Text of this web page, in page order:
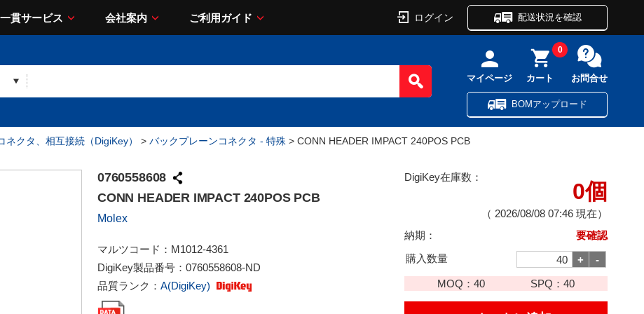
貫サービス 会社案内 ご利用ガイド ログイン 配送状況を確認
マイページ カート
0
お問合せ
BOMアップロード
ネクタ、相互接続（DigiKey） > バックプレーンコネクタ - 特殊 > CONN HEADER IMPACT 240POS PCB
0760558608
CONN HEADER IMPACT 240POS PCB
Molex
マルツコード： M1012-4361
DigiKey製品番号： 0760558608-ND
品質ランク： A(DigiKey)
DigiKey在庫数：
0個
（ 2026/08/08 07:46 現在）
納期：
要確認
購入数量
MOQ：40 SPQ： 40